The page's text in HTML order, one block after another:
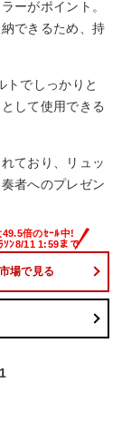
ーがポイント。
できるため、持
トでしっかりと
して使用できる
ており、リュッ
者へのプレゼン
場で見る